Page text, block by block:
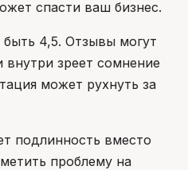
спасти ваш бизнес.
4,5. Отзывы могут
внутри зреет сомнение
может рухнуть за
подлинность вместо
проблему на